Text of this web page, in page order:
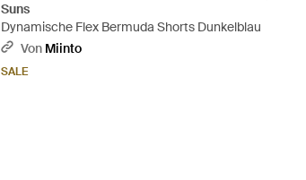
Suns
Dynamische Flex Bermuda Shorts Dunkelblau
Von Miinto
SALE